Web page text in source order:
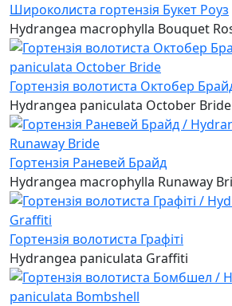
Широколиста гортензія Букет Роуз
Hydrangea macrophylla Bouquet
Гортензія волотиста Октобер
Hydrangea paniculata October Bride
Гортензія Раневей Брайд
Hydrangea macrophylla Runaway
Гортензія волотиста Графіті
Hydrangea paniculata Graffiti